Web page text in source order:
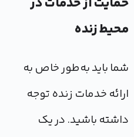
محیط زنده
شما باید به‌طور خاص به
ارائه خدمات زنده توجه
داشته باشید. در یک